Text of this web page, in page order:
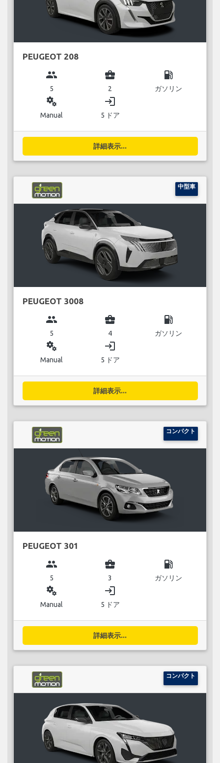
PEUGEOT 208
group
5
business_center
2
local_gas_station
ガソリン
miscellaneous_services
Manual
login
5 ドア
詳細表示...
中型車
PEUGEOT 3008
group
5
business_center
4
local_gas_station
ガソリン
miscellaneous_services
Manual
login
5 ドア
詳細表示...
コンパクト
PEUGEOT 301
group
5
business_center
3
local_gas_station
ガソリン
miscellaneous_services
Manual
login
5 ドア
詳細表示...
コンパクト